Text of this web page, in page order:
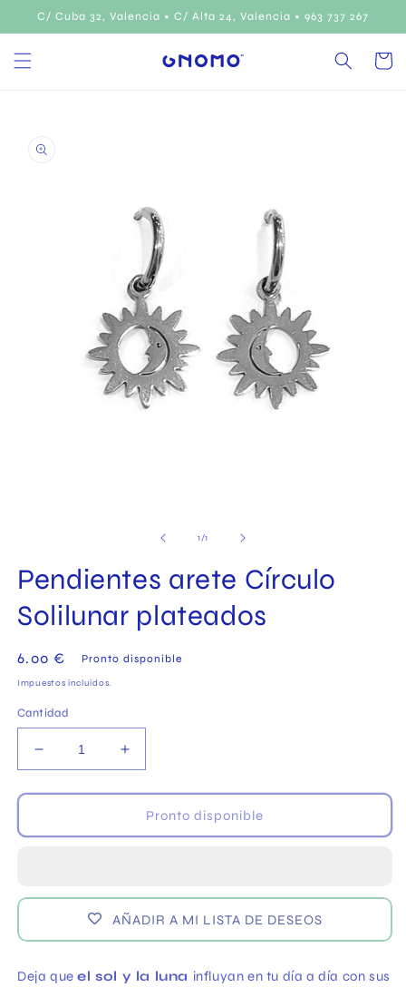
directamente
al contenido
C/ Cuba 32, Valencia • C/ Alta 24, Valencia • 963 737 267
Carrito
información
una
ventana
modal
1/de1
Pendientes arete Círculo
Solilunar plateados
Precio
habitual
6.00 € Pronto disponible
Impuestos incluidos.
Cantidad
Reducir
cantidad
para
arete
Aumentar
cantidad
para
Pendientes
arete
Pronto disponible
AÑADIR A MI LISTA DE DESEOS
Deja queel sol y la luna influyan en tu día a día con sus